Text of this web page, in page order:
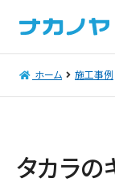
ホーム 施工事例
タカラの